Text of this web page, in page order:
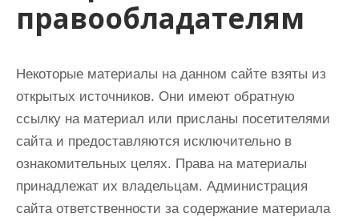
правообладателям
Некоторые материалы на данном сайте взяты из
открытых источников. Они имеют обратную
ссылку на материал или присланы посетителями
сайта и предоставляются исключительно в
ознакомительных целях. Права на материалы
принадлежат их владельцам. Администрация
сайта ответственности за содержание материала